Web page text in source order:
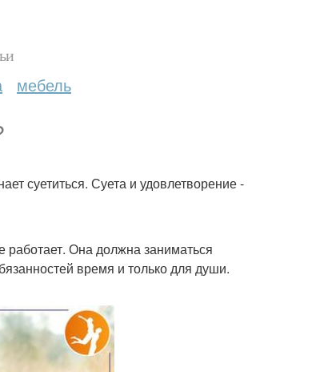
мебель
суетиться. Суета и удовлетворение -
работает. Она должна заниматься
время и только для души.